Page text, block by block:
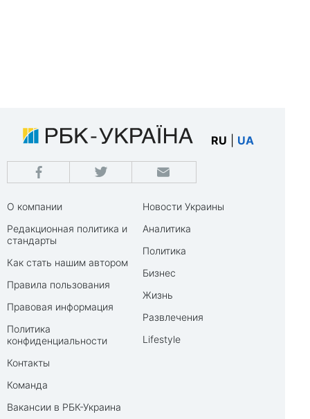
RU UA
О компании
Редакционная политика и
стандарты
Как стать нашим автором
Правила пользования
Правовая информация
Политика
конфиденциальности
Контакты
Команда
Вакансии в РБК-Украина
Новости Украины
Аналитика
Политика
Бизнес
Жизнь
Развлечения
Lifestyle